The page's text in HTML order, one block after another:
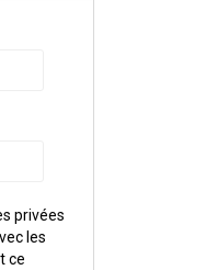
privées
les
ce